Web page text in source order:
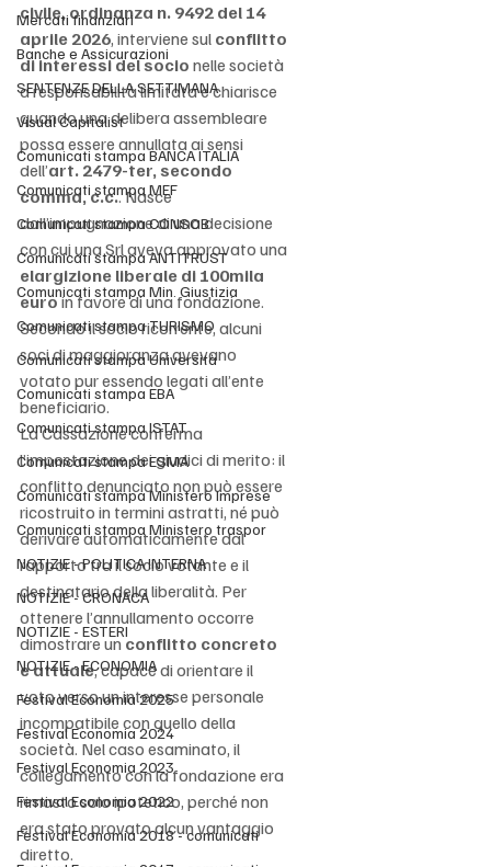
Mercati finanziari
Banche e Assicurazioni
SENTENZE DELLA SETTIMANA
Visual Capitalist
Comunicati stampa BANCA ITALIA
Comunicati stampa MEF
Comunicati stampa CONSOB
Comunicati stampa ANTITRUST
Comunicati stampa Min. Giustizia
Comunicati stampa TURISMO
Comunicati stampa Università
Comunicati stampa EBA
Comunicati stampa ISTAT
Comunicati stampa ESMA
Comunicati stampa Ministero Imprese
Comunicati stampa Ministero traspor
NOTIZIE - POLITICA INTERNA
NOTIZIE - CRONACA
NOTIZIE - ESTERI
NOTIZIE - ECONOMIA
Festival Economia 2025
Festival Economia 2024
Festival Economia 2023
Festival Economia 2022
Festival Economia 2018 - comunicati
civile, ordinanza n. 9492 del 14
aprile 2026, interviene sul conflitto
di interessi del socio nelle società
a responsabilità limitata e chiarisce
quando una delibera assembleare
possa essere annullata ai sensi
dell’art. 2479-ter, secondo
comma, c.c.. Nasce
dall’impugnazione di una decisione
con cui una Srl aveva approvato una
elargizione liberale di 100mila
euro in favore di una fondazione.
Secondo il socio ricorrente, alcuni
soci di maggioranza avevano
votato pur essendo legati all’ente
beneficiario.
La Cassazione conferma
l’impostazione dei giudici di merito: il
conflitto denunciato non può essere
ricostruito in termini astratti, né può
derivare automaticamente dal
rapporto tra il socio votante e il
destinatario della liberalità. Per
ottenere l’annullamento occorre
dimostrare un conflitto concreto
e attuale, capace di orientare il
voto verso un interesse personale
incompatibile con quello della
società. Nel caso esaminato, il
collegamento con la fondazione era
rimasto solo ipotetico, perché non
era stato provato alcun vantaggio
diretto.